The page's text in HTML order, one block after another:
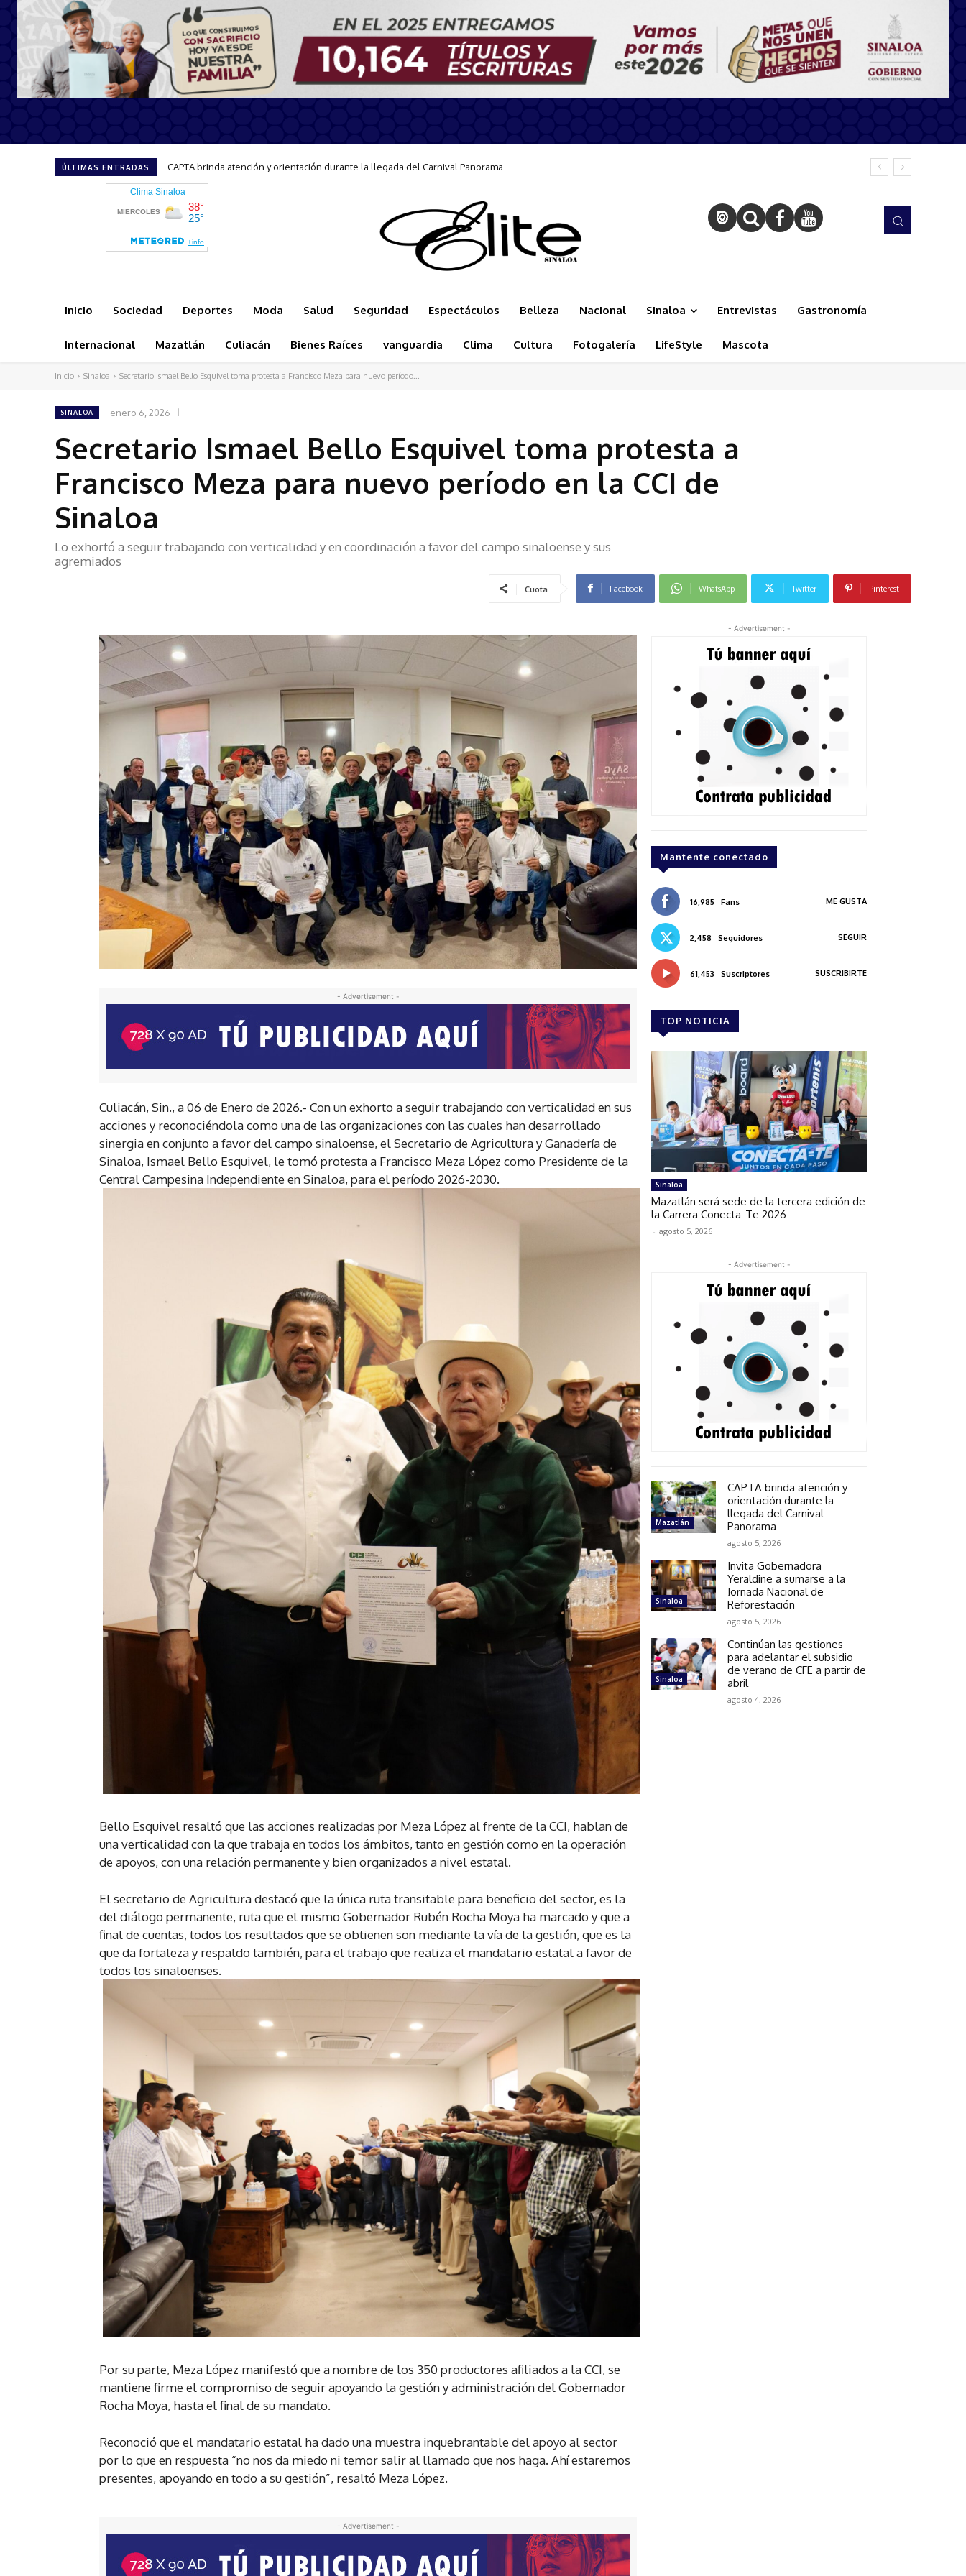
ÚLTIMAS ENTRADAS Invita Gobernadora Yeraldine a sumarse a la Jornada Nacional de Reforestación
Inicio Sociedad Deportes Moda Salud Seguridad Espectáculos Belleza Nacional Sinaloa Entrevistas Gastronomía
Internacional Mazatlán Culiacán Bienes Raíces vanguardia Clima Cultura Fotogalería LifeStyle Mascota
Inicio Sinaloa Secretario Ismael Bello Esquivel toma protesta a Francisco Meza para nuevo período...
SINALOA enero 6, 2026
Secretario Ismael Bello Esquivel toma protesta a
Francisco Meza para nuevo período en la CCI de
Sinaloa
Lo exhortó a seguir trabajando con verticalidad y en coordinación a favor del campo sinaloense y sus
agremiados
Cuota Facebook WhatsApp Twitter Pinterest
- Advertisement -
Culiacán, Sin., a 06 de Enero de 2026.- Con un exhorto a seguir trabajando con verticalidad en sus
acciones y reconociéndola como una de las organizaciones con las cuales han desarrollado
sinergia en conjunto a favor del campo sinaloense, el Secretario de Agricultura y Ganadería de
Sinaloa, Ismael Bello Esquivel, le tomó protesta a Francisco Meza López como Presidente de la
Central Campesina Independiente en Sinaloa, para el período 2026-2030.
Bello Esquivel resaltó que las acciones realizadas por Meza López al frente de la CCI, hablan de
una verticalidad con la que trabaja en todos los ámbitos, tanto en gestión como en la operación
de apoyos, con una relación permanente y bien organizados a nivel estatal.
El secretario de Agricultura destacó que la única ruta transitable para beneficio del sector, es la
del diálogo permanente, ruta que el mismo Gobernador Rubén Rocha Moya ha marcado y que a
final de cuentas, todos los resultados que se obtienen son mediante la vía de la gestión, que es la
que da fortaleza y respaldo también, para el trabajo que realiza el mandatario estatal a favor de
todos los sinaloenses.
Por su parte, Meza López manifestó que a nombre de los 350 productores afiliados a la CCI, se
mantiene firme el compromiso de seguir apoyando la gestión y administración del Gobernador
Rocha Moya, hasta el final de su mandato.
Reconoció que el mandatario estatal ha dado una muestra inquebrantable del apoyo al sector
por lo que en respuesta “no nos da miedo ni temor salir al llamado que nos haga. Ahí estaremos
presentes, apoyando en todo a su gestión”, resaltó Meza López.
- Advertisement -
- Advertisement -
Mantente conectado
16,985 Fans ME GUSTA
2,458 Seguidores SEGUIR
61,453 Suscriptores SUSCRIBIRTE
TOP NOTICIA
Sinaloa
Mazatlán será sede de la tercera edición de
la Carrera Conecta-Te 2026
- agosto 5, 2026
- Advertisement -
Mazatlán
CAPTA brinda atención y
orientación durante la
llegada del Carnival
Panorama
agosto 5, 2026
Sinaloa
Invita Gobernadora
Yeraldine a sumarse a la
Jornada Nacional de
Reforestación
agosto 5, 2026
Sinaloa
Continúan las gestiones
para adelantar el subsidio
de verano de CFE a partir de
abril
agosto 4, 2026